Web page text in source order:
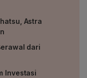
Astra
dari
Investasi